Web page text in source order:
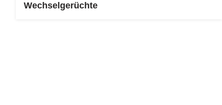
Wechselgerüchte